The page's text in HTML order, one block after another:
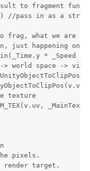
to fragment
//pass in as a
frag, what we are
just happening on
* _Speed
world space ->
texture
pixels.
render target.